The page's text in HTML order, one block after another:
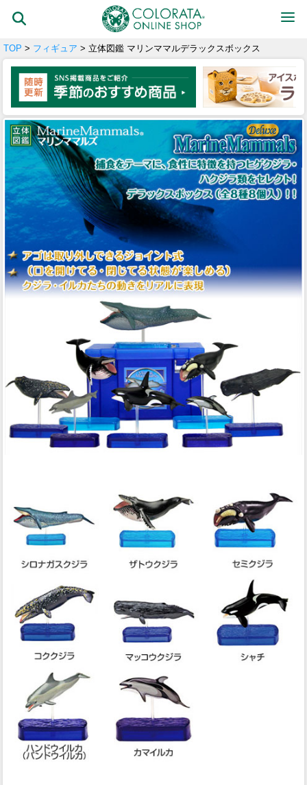
TOP > フィギュア > 立体図鑑 マリンママルデラックスボックス